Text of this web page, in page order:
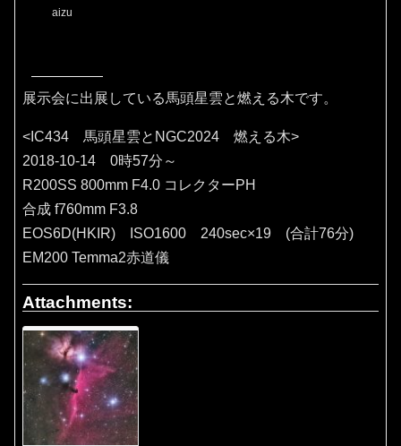
aizu
展示会に出展している馬頭星雲と燃える木です。
<IC434 馬頭星雲とNGC2024 燃える木>
2018-10-14 0時57分～
R200SS 800mm F4.0 コレクターPH
合成 f760mm F3.8
EOS6D(HKIR) ISO1600 240sec×19 (合計76分)
EM200 Temma2赤道儀
Attachments: